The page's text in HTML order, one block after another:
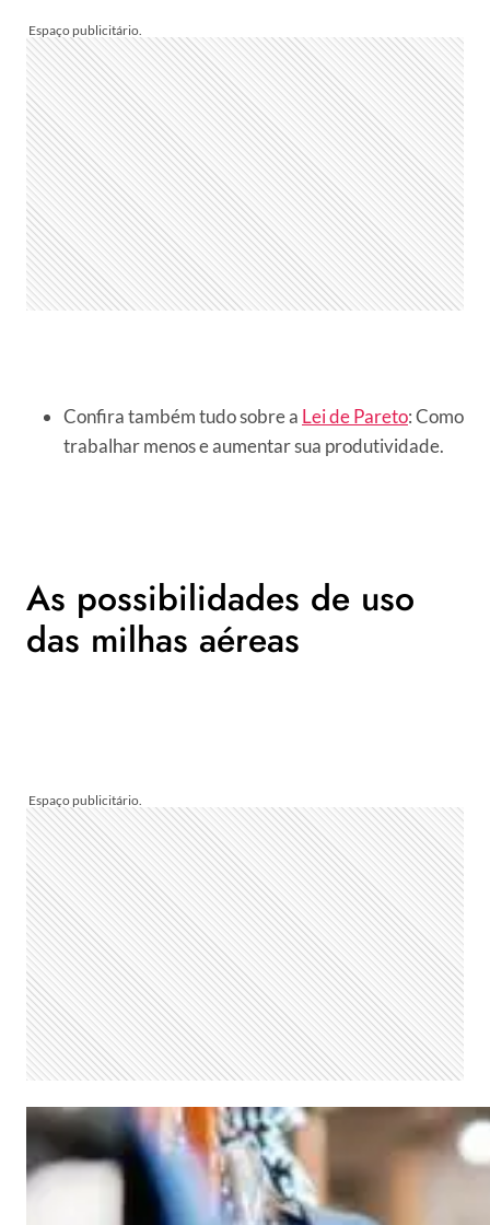
Confira também tudo sobre a Lei de Pareto: Como
trabalhar menos e aumentar sua produtividade.
As possibilidades de uso
das milhas aéreas